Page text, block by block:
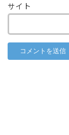
サイト